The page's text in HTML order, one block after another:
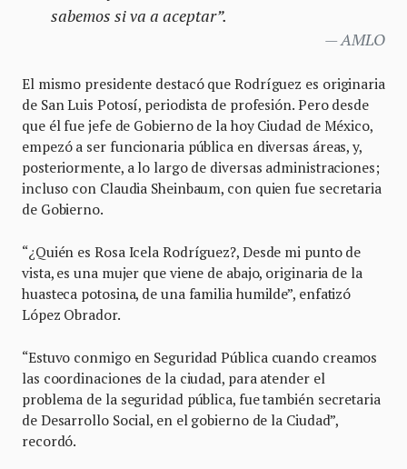
sabemos si va a aceptar”.
AMLO
El mismo presidente destacó que Rodríguez es originaria
de San Luis Potosí, periodista de profesión. Pero desde
que él fue jefe de Gobierno de la hoy Ciudad de México,
empezó a ser funcionaria pública en diversas áreas, y,
posteriormente, a lo largo de diversas administraciones;
incluso con Claudia Sheinbaum, con quien fue secretaria
de Gobierno.
“¿Quién es Rosa Icela Rodríguez?, Desde mi punto de
vista, es una mujer que viene de abajo, originaria de la
huasteca potosina, de una familia humilde”, enfatizó
López Obrador.
“Estuvo conmigo en Seguridad Pública cuando creamos
las coordinaciones de la ciudad, para atender el
problema de la seguridad pública, fue también secretaria
de Desarrollo Social, en el gobierno de la Ciudad”,
recordó.